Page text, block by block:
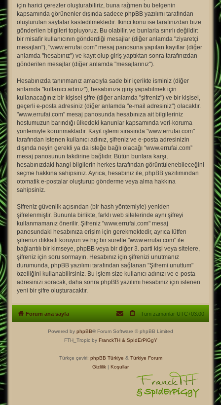
için harici çerezler oluşturabiliriz, buna rağmen bu belgenin
kapsamında görünenler dışında sadece phpBB yazılımı tarafından
oluşturulan sayfalar kastedilmektedir. İkinci konu ise tarafınızdan bize
gönderilen bilgileri topluyoruz. Bu olabilir, ve bunlarla sınırlı değildir:
bir misafir kullanıcının gönderdiği mesajlar (diğer anlamda "ziyaretçi
mesajları"), "www.errufai.com" mesaj panosuna yapılan kayıtlar (diğer
anlamda "hesabınız") ve kayıt olup giriş yaptıktan sonra tarafınızdan
gönderilen mesajlar (diğer anlamda "mesajlarınız").
Hesabınızda tanınmanız amacıyla sade bir içerikte isminiz (diğer
anlamda "kullanıcı adınız"), hesabınıza giriş yapabilmek için
kullanacağınız bir kişisel şifre (diğer anlamda "şifreniz") ve bir kişisel,
geçerli e-posta adresiniz (diğer anlamda "e-mail adresiniz") olacaktır.
"www.errufai.com" mesaj panosunda hesabınıza ait bilgileriniz
hostumuzun barındığı ülkedeki kanunlar kapsamında veri-koruma
yöntemiyle korunmaktadır. Kayıt işlemi sırasında "www.errufai.com"
tarafından istenen kullanıcı adınız, şifreniz ve e-posta adresinizin
dışında neyin gerekli ya da isteğe bağlı olacağı “www.errufai.com”
mesaj panosunun takdirine bağlıdır. Bütün bunlara karşı,
hesabınızdaki hangi bilgilerin herkes tarafından görüntülenebileceğini
seçme hakkına sahipsiniz. Ayrıca, hesabınız ile, phpBB yazılımından
otomatik e-postalar oluşturup gönderme veya alma hakkına
sahipsiniz.
Şifreniz güvenlik açısından (bir hash yöntemiyle) yeniden
şifrelenmiştir. Bununla birlikte, farklı web sitelerinde aynı şifreyi
kullanmamanız önerilir. Şifreniz "www.errufai.com" mesaj
panosundaki hesabınıza erişim için gerekmektedir, ayrıca lütfen
şifrenizi dikkatli koruyun ve hiç bir surette "www.errufai.com" ile
bağlantılı bir kimseye, phpBB veya bir diğer 3. parti kişi veya sitelere,
şifreniz için soru sormayın. Hesabınız için şifrenizi unutmanız
durumunda, phpBB yazılımı tarafından sağlanan "Şifremi unuttum"
özelliğini kullanabilirsiniz. Bu işlem size kullanıcı adınızı ve e-posta
adresinizi soracak, daha sonra phpBB yazılımı hesabınız için istenen
yeni bir şifre oluşturacaktır.
Forum ana sayfa Tüm zamanlar UTC+03:00
Powered by phpBB® Forum Software © phpBB Limited
FTH_Tropic by FranckTH & SpIdErPiGgY
Türkçe çeviri: phpBB Türkiye & Türkiye Forum
Gizlilik | Koşullar